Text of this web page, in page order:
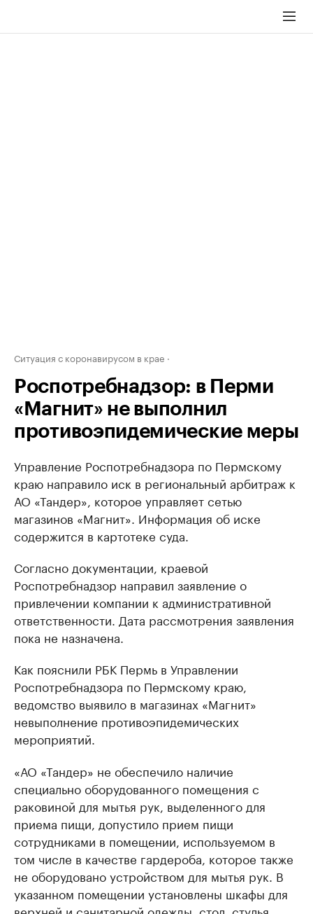
Ситуация с коронавирусом в крае
Роспотребнадзор: в Перми
«Магнит» не выполнил
противоэпидемические меры
Управление Роспотребнадзора по Пермскому
краю направило иск в региональный арбитраж к
АО «Тандер», которое управляет сетью
магазинов «Магнит». Информация об иске
содержится в картотеке суда.
Согласно документации, краевой
Роспотребнадзор направил заявление о
привлечении компании к административной
ответственности. Дата рассмотрения заявления
пока не назначена.
Как пояснили РБК Пермь в Управлении
Роспотребнадзора по Пермскому краю,
ведомство выявило в магазинах «Магнит»
невыполнение противоэпидемических
мероприятий.
«АО «Тандер» не обеспечило наличие
специально оборудованного помещения с
раковиной для мытья рук, выделенного для
приема пищи, допустило прием пищи
сотрудниками в помещении, используемом в
том числе в качестве гардероба, которое также
не оборудовано устройством для мытья рук. В
указанном помещении установлены шкафы для